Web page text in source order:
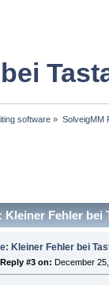
software » SolveigMM
Kleiner Fehler bei
Kleiner Fehler bei
Reply #3 on: December